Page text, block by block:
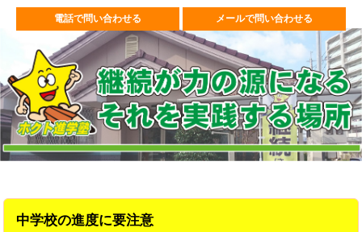
電話で問い合わせる メールで問い合わせる
中学校の進度に要注意